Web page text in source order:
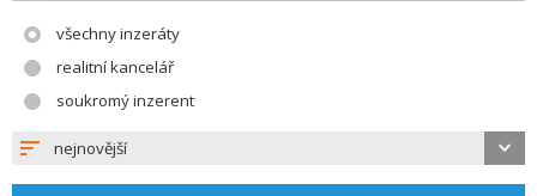
všechny inzeráty
realitní kancelář
soukromý inzerent
nejnovější